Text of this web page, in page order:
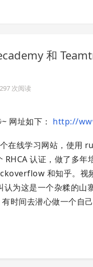
和
次阅读
网址如下： http://
线学习网站，使用
认证，做了多
和知乎。视
为这是一个杂糅的山
时间去潜心做一个自